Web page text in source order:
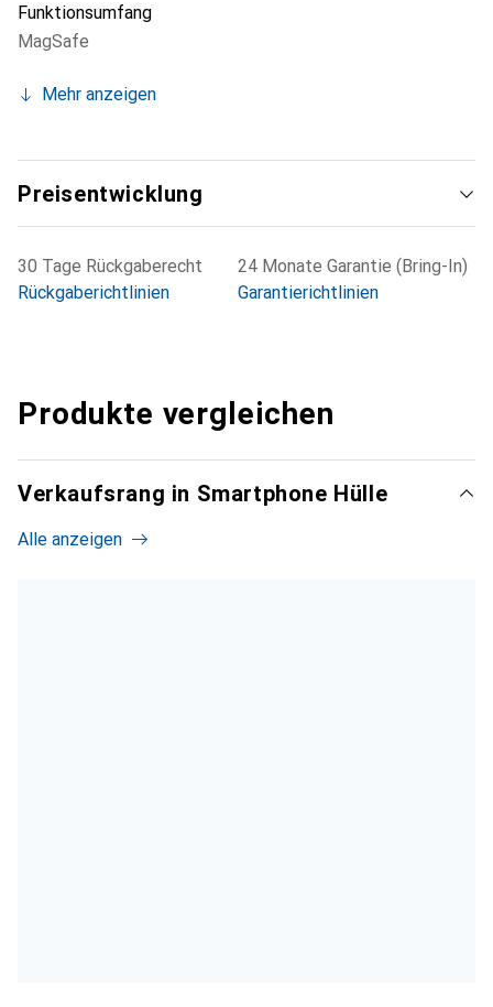
Funktionsumfang
MagSafe
Mehr anzeigen
Preisentwicklung
30 Tage Rückgaberecht
Rückgaberichtlinien
24 Monate Garantie (Bring-In)
Garantierichtlinien
Produkte vergleichen
Verkaufsrang in Smartphone Hülle
Alle anzeigen